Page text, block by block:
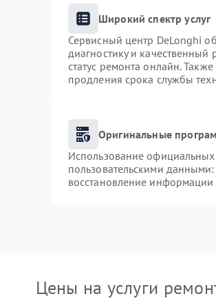
Широкий спектр услуг
Сервисный центр DeLonghi
диагностику и
статус ремонта онлайн.
продления срока службы
Оригинальные
Использование
пользовательскими
восстановление
Цены на услуги